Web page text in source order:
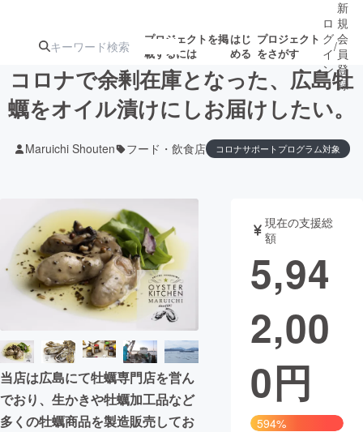
プロジェクトを掲
載するには
はじ
める
プロジェクト
をさがす
ジェクト
ターン
ジェクト
募集終了が近いプ
ロジェクト
もうすぐ公開
されます
アート・写真 音楽
テクノロジー・ガジェット ゲーム・サ
映像・映画
ビジネス・起業
まちづくり・地域活性化
ロ
グ
イ
ン
/
新
規
会
員
登
録
コロナで余剰在庫となった、広島牡
蠣をオイル漬けにしお届けしたい。
Maruichi Shouten フード・飲食店 コロナサポートプログラム対象
当店は広島にて牡蠣専門店を営ん
でおり、生かきや牡蠣加工品など
多くの牡蠣商品を製造販売してお
現在の支援総
額
5,94
2,00
0円
594%